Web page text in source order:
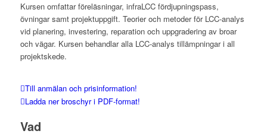
Kursen omfattar föreläsningar, infraLCC fördjupningspass,
övningar samt projektuppgift. Teorier och metoder för LCC-analys
vid planering, investering, reparation och uppgradering av broar
och vägar. Kursen behandlar alla LCC-analys tillämpningar i all
projektskede.
Till anmälan och prisinformation!
Ladda ner broschyr i PDF-format!
Vad